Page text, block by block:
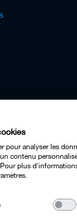
Français
pour analyser les
contenu
plus